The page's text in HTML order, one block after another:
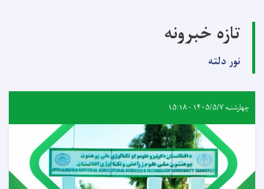
تازه خبرونه
نور دلته
چهارشنبه ۱۴۰۵/۵/۷ - ۱۵:۱۸